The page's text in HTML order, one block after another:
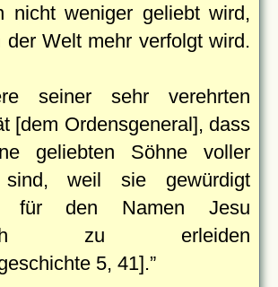
nicht weniger geliebt wird,
der Welt mehr verfolgt wird.
seiner sehr verehrten
[dem Ordensgeneral], dass
geliebten Söhne voller
sind, weil sie gewürdigt
für den Namen Jesu
zu erleiden
5, 41].